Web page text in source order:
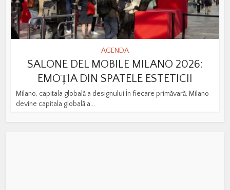
AGENDA
SALONE DEL MOBILE MILANO 2026:
EMOȚIA DIN SPATELE ESTETICII
Milano, capitala globală a designului În fiecare primăvară, Milano
devine capitala globală a...